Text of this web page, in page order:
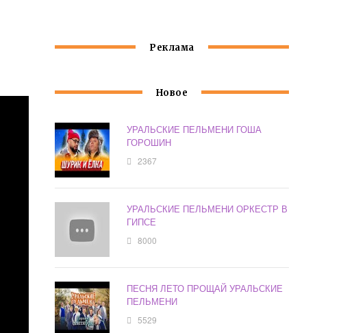
Реклама
Новое
УРАЛЬСКИЕ ПЕЛЬМЕНИ ГОША
ГОРОШИН
2367
УРАЛЬСКИЕ ПЕЛЬМЕНИ ОРКЕСТР В
ГИПСЕ
8000
ПЕСНЯ ЛЕТО ПРОЩАЙ УРАЛЬСКИЕ
ПЕЛЬМЕНИ
5529